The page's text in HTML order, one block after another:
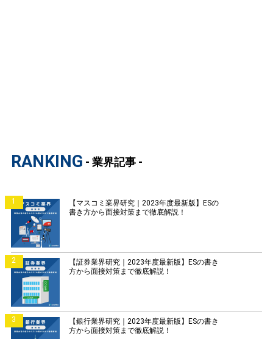
RANKING - 業界記事 -
1
【マスコミ業界研究｜2023年度最新版】ESの
書き方から面接対策まで徹底解説！
2
【証券業界研究｜2023年度最新版】ESの書き
方から面接対策まで徹底解説！
3
【銀行業界研究｜2023年度最新版】ESの書き
方から面接対策まで徹底解説！